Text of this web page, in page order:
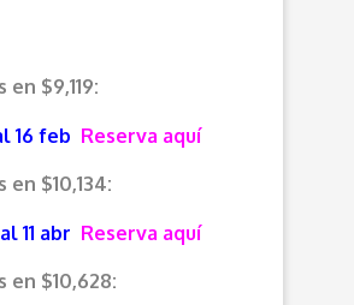
en $9,119:
16 feb Reserva aquí
en $10,134:
11 abr Reserva aquí
en $10,628: